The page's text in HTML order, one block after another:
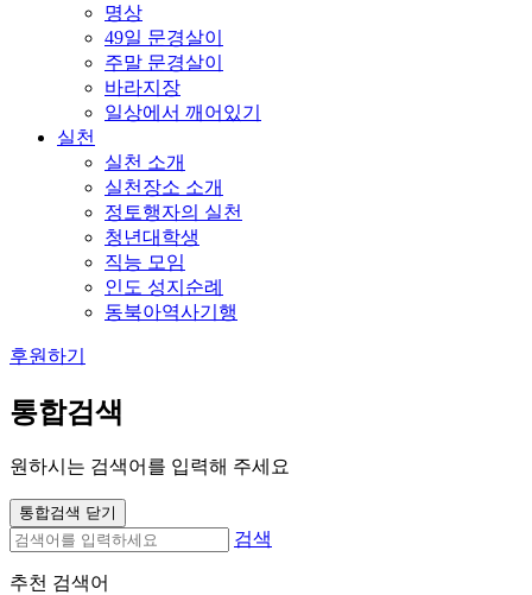
명상
49일 문경살이
주말 문경살이
바라지장
일상에서 깨어있기
실천
실천 소개
실천장소 소개
정토행자의 실천
청년대학생
직능 모임
인도 성지순례
동북아역사기행
후원하기
통합검색
원하시는 검색어를 입력해 주세요
통합검색 닫기
검색
추천 검색어